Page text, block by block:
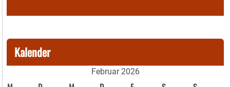
Kalender
Februar 2026